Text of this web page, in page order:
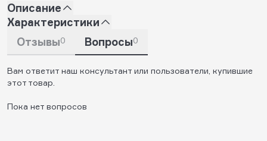
Описание
Характеристики
Отзывы0 Вопросы0
Вам ответит наш консультант или пользователи, купившие
этот товар.
Пока нет вопросов